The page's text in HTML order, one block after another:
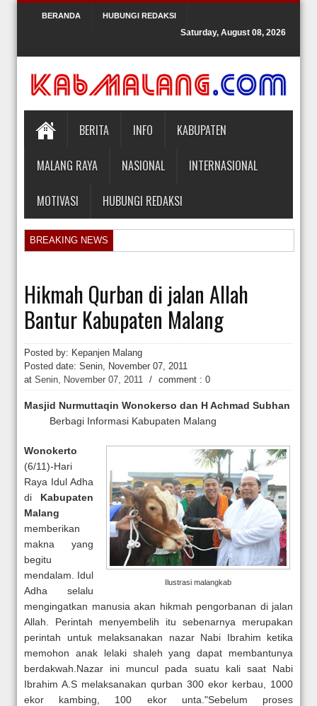
BERANDA HUBUNGI REDAKSI
Saturday, August 08, 2026
BERITA INFO KABUPATEN
MALANG RAYA NASIONAL INTERNASIONAL
MOTIVASI HUBUNGI REDAKSI
BREAKING NEWS
KPK Periksa Mantan Stafsus Menag Gus Yaqut terkait Kasus Kuota
Hakim Kabulkan Sebagian Gugatan Praperadilan Roy Suryo
Hikmah Qurban di jalan Allah
Bantur Kabupaten Malang
Posted by: Kepanjen Malang
Posted date: Senin, November 07, 2011
at Senin, November 07, 2011 / comment : 0
Masjid Nurmuttaqin Wonokerso dan H Achmad Subhan
Berbagi Informasi Kabupaten Malang
Ilustrasi malangkab
Wonokerto
(6/11)-Hari
Raya Idul Adha
di Kabupaten
Malang
memberikan
makna yang
begitu
mendalam. Idul
Adha selalu
mengingatkan manusia akan hikmah pengorbanan di jalan
Allah. Perintah menyembelih itu sebenarnya merupakan
perintah untuk melaksanakan nazar Nabi Ibrahim ketika
memohon anak lelaki shaleh yang dapat membantunya
berdakwah.Nazar ini muncul pada suatu kali saat Nabi
Ibrahim A.S melaksanakan qurban 300 ekor kerbau, 1000
ekor kambing, 100 ekor unta."Sebelum proses